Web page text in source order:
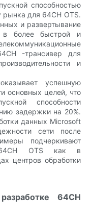
способностью
рынка для 64CH OTS.
и развертывание
в более быстрой и
-трансивер для
и
успешную
основных целей, что
способности
задержки на 20%.
данных Microsoft
сети после
подчеркивают
64CH OTS как в
центров обработки
64CH